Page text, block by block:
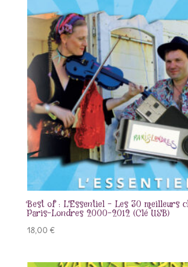
Best of : L’Essentiel – Les 30 meilleurs
Paris-Londres 2000-2012 (Clé USB)
18,00 €